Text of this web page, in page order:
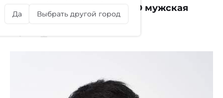
Да Выбрать другой город
Оранжевая рубашка ПОЛО мужская
оптом